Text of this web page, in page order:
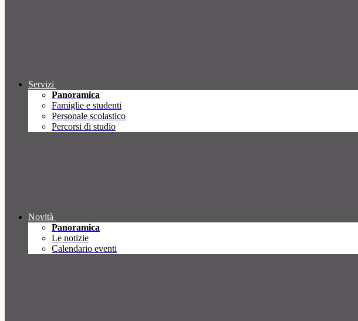
Servizi
Panoramica
Famiglie e studenti
Personale scolastico
Percorsi di studio
Novità
Panoramica
Le notizie
Calendario eventi